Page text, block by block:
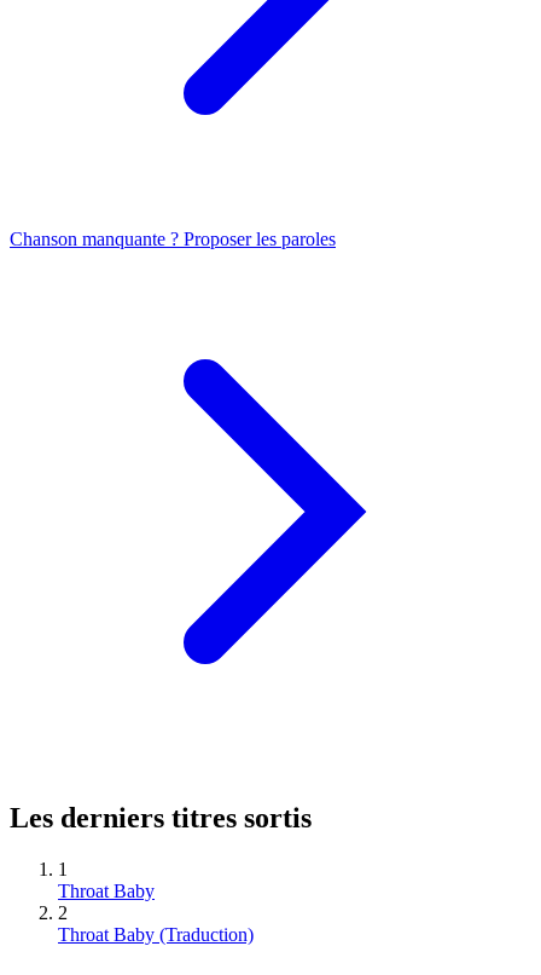
Chanson manquante ? Proposer les paroles
Les derniers titres sortis
1
Throat Baby
2
Throat Baby (Traduction)